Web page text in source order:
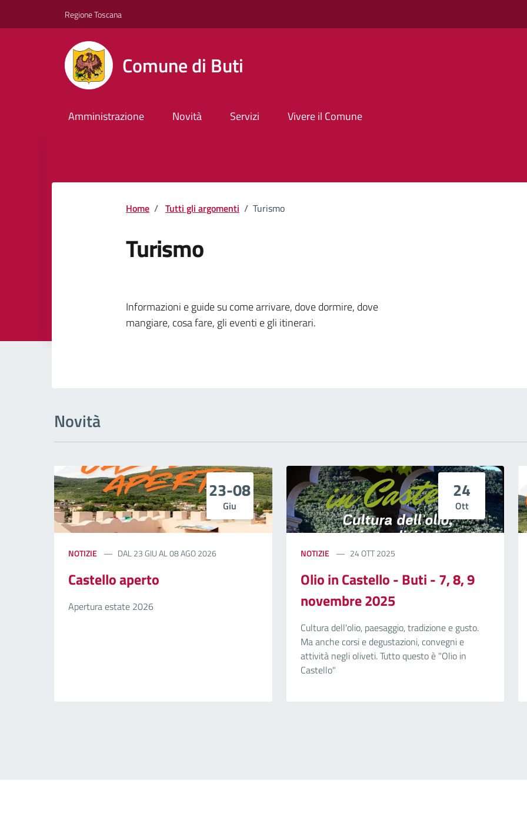
Regione Toscana
Comune di Buti
Amministrazione Novità Servizi Vivere il Comune
Home / Tutti gli argomenti / Turismo
Turismo
Informazioni e guide su come arrivare, dove dormire, dove
mangiare, cosa fare, gli eventi e gli itinerari.
Novità
23-08
Giu
NOTIZIE DAL 23 GIU AL 08 AGO 2026
Castello aperto
Apertura estate 2026
24
Ott
NOTIZIE 24 OTT 2025
Olio in Castello - Buti - 7, 8, 9
novembre 2025
Cultura dell'olio, paesaggio, tradizione e gusto.
Ma anche corsi e degustazioni, convegni e
attività negli oliveti. Tutto questo è "Olio in
Castello"